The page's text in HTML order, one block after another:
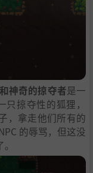
神奇的掠夺者是一
掠夺性的狐狸，
，拿走他们所有的
的辱骂，但这没